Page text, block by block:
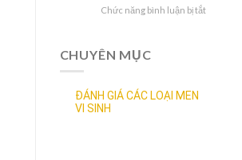
dùng,
Chức năng bình luận bị tắtở
CHUYÊN MỤC
ĐÁNH GIÁ CÁC LOẠI MEN
VI SINH